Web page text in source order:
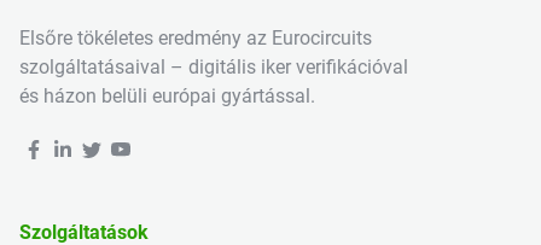
Elsőre tökéletes eredmény az Eurocircuits
szolgáltatásaival – digitális iker verifikációval
és házon belüli európai gyártással.
Szolgáltatások